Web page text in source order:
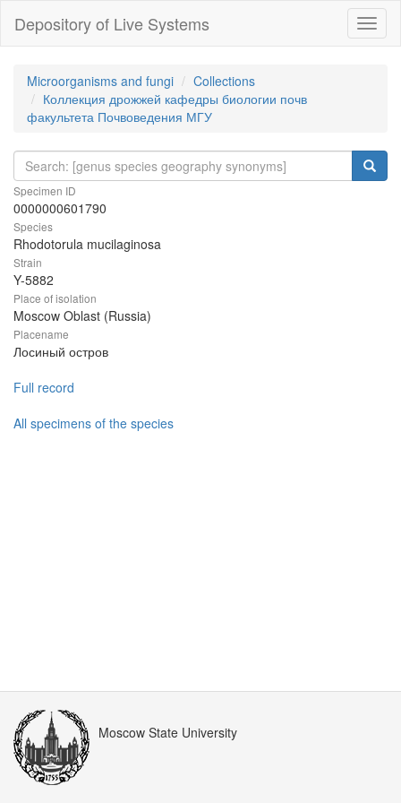
Depository of Live Systems
Microorganisms and fungi
Collections
Коллекция дрожжей кафедры биологии почв
факультета Почвоведения МГУ
Specimen ID
0000000601790
Species
Rhodotorula mucilaginosa
Strain
Y-5882
Place of isolation
Moscow Oblast (Russia)
Placename
Лосиный остров
Full record
All specimens of the species
Moscow State University